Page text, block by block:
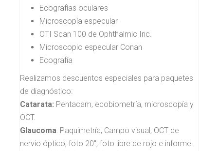
Ecografías oculares
Microscopía especular
OTI Scan 100 de Ophthalmic Inc.
Microscopio especular Conan
Ecografía
Realizamos descuentos especiales para paquetes
de diagnóstico:
Catarata: Pentacam, ecobiometría, microscopía y
OCT.
Glaucoma: Paquimetría, Campo visual, OCT de
nervio óptico, foto 20", foto libre de rojo e informe.